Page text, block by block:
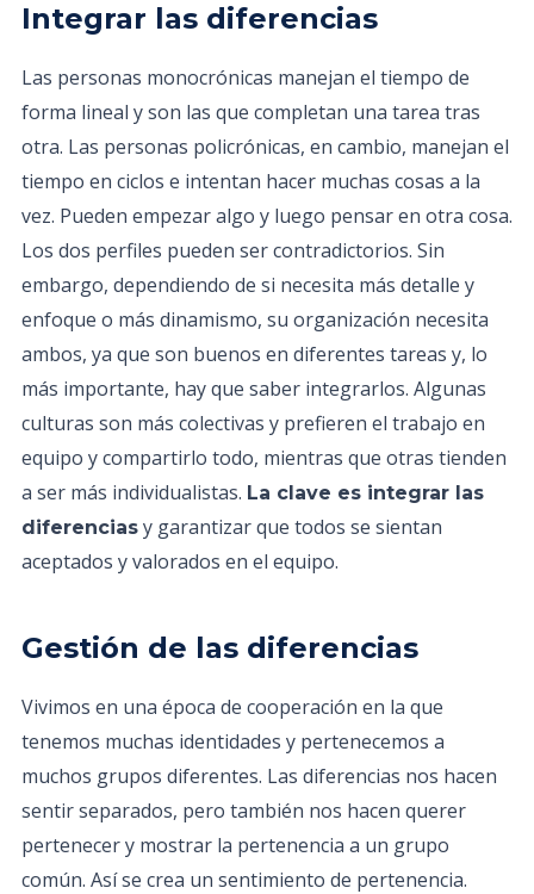
Integrar las diferencias
Las personas monocrónicas manejan el tiempo de
forma lineal y son las que completan una tarea tras
otra. Las personas policrónicas, en cambio, manejan el
tiempo en ciclos e intentan hacer muchas cosas a la
vez. Pueden empezar algo y luego pensar en otra cosa.
Los dos perfiles pueden ser contradictorios. Sin
embargo, dependiendo de si necesita más detalle y
enfoque o más dinamismo, su organización necesita
ambos, ya que son buenos en diferentes tareas y, lo
más importante, hay que saber integrarlos. Algunas
culturas son más colectivas y prefieren el trabajo en
equipo y compartirlo todo, mientras que otras tienden
a ser más individualistas. La clave es integrar las
diferencias y garantizar que todos se sientan
aceptados y valorados en el equipo.
Gestión de las diferencias
Vivimos en una época de cooperación en la que
tenemos muchas identidades y pertenecemos a
muchos grupos diferentes. Las diferencias nos hacen
sentir separados, pero también nos hacen querer
pertenecer y mostrar la pertenencia a un grupo
común. Así se crea un sentimiento de pertenencia.